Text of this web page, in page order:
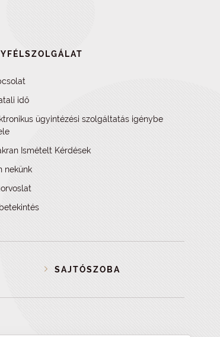
idő
ügyintézési szolgáltatás igénybe
Ismételt Kérdések
nekünk
SAJTÓSZOBA